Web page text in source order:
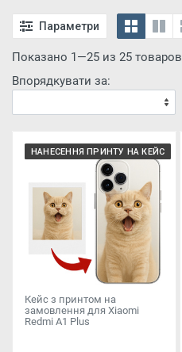
Параметри
Показано 1—25 из 25 товаров
Впорядкувати за:
НАНЕСЕННЯ ПРИНТУ НА КЕЙС
Кейс з принтом на
замовлення для Xiaomi
Redmi A1 Plus